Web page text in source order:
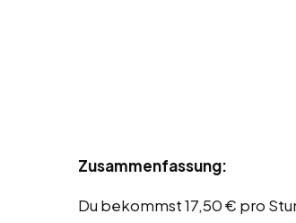
Zusammenfassung:
Du bekommst 17,50 € pro